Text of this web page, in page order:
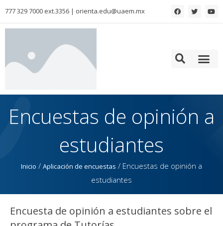
777 329 7000 ext.3356 | orienta.edu@uaem.mx
Encuestas de opinión a
estudiantes
Inicio / Aplicación de encuestas / Encuestas de opinión a
estudiantes
Encuesta de opinión a estudiantes sobre el